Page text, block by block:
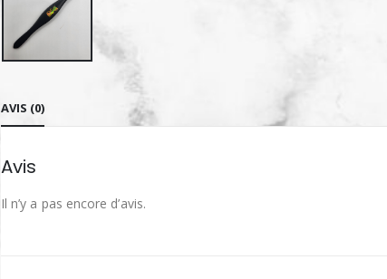
AVIS (0)
Avis
Il n’y a pas encore d’avis.